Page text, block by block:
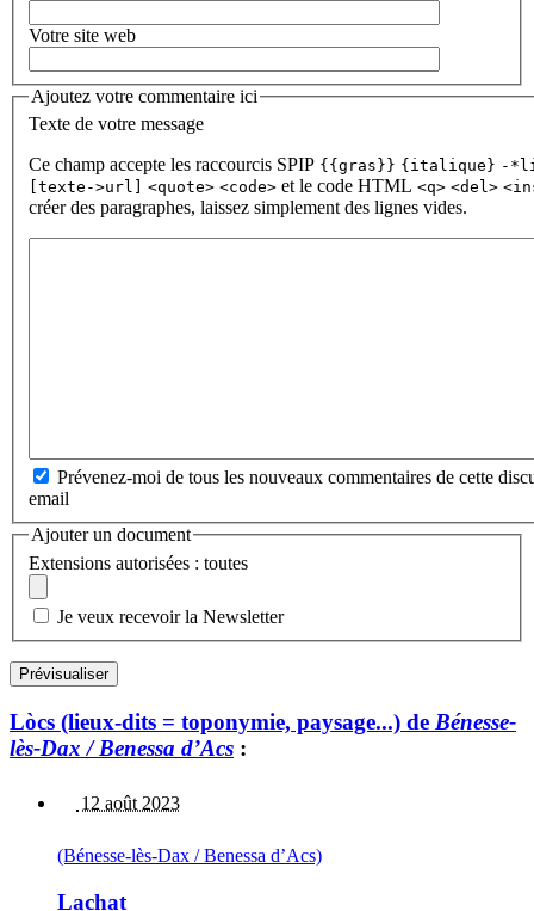
Votre site web
Ajoutez votre commentaire ici
Texte de votre message
Ce champ accepte les raccourcis SPIP {{gras}} {italique} -
[texte->url]
<quote> <code> et le code HTML <q> <del>
créer des paragraphes, laissez simplement des lignes vides.
Prévenez-moi de tous les nouveaux commentaires de cette
email
Ajouter un document
Extensions autorisées : toutes
Je veux recevoir la Newsletter
Lòcs (lieux-dits = toponymie, paysage...) de Bénesse-
lès-Dax / Benessa d’Acs :
12 août 2023
(Bénesse-lès-Dax / Benessa d’Acs)
Lachat